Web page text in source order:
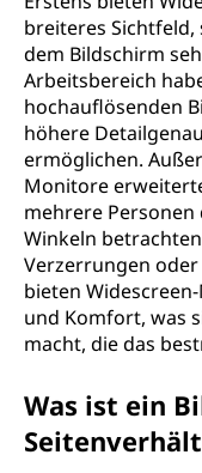
breiteres
dem Bildschirm
Arbeitsbereich
hochauflösenden
höhere
ermöglichen.
Monitore
mehrere
Winkeln
Verzerrungen
bieten
und Komfort, was
macht, die das
Was ist ein